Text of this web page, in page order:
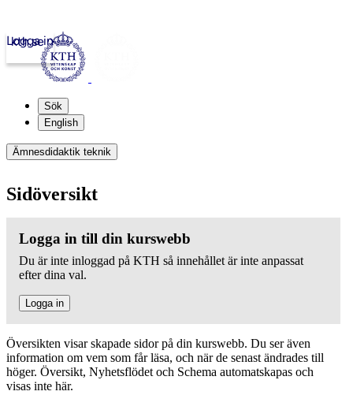
kth.se
Logga in
Sök
English
Ämnesdidaktik teknik
Sidöversikt
Logga in till din kurswebb
Du är inte inloggad på KTH så innehållet är inte anpassat
efter dina val.
Logga in
Översikten visar skapade sidor på din kurswebb. Du ser även
information om vem som får läsa, och när de senast ändrades till
höger. Översikt, Nyhetsflödet och Schema automatskapas och
visas inte här.